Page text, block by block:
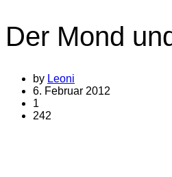
Der Mond
by Leoni
6. Februar 2012
1
242